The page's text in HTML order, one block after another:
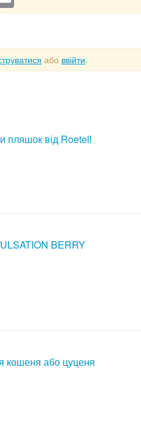
або ввійти.
пляшок від Roetell
BERRY
кошеня або цуценя